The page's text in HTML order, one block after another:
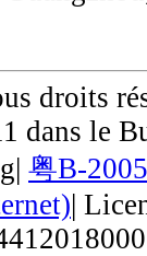
droits
dans le
粤B-
|